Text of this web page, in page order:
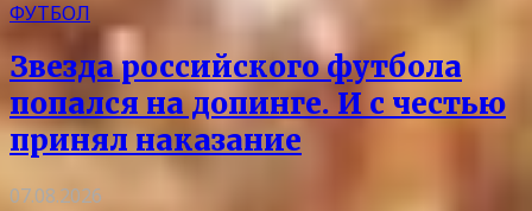
ФУТБОЛ
Звезда российского футбола
попался на допинге. И с честью
принял наказание
07.08.2026